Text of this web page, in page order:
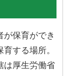
が保育ができ
する場所。
は厚生労働省